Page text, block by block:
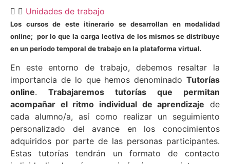
Unidades de trabajo
Los cursos de este itinerario se desarrollan en modalidad
online; por lo que la carga lectiva de los mismos se distribuye
en un periodo temporal de trabajo en la plataforma virtual.
En este entorno de trabajo, debemos resaltar la
importancia de lo que hemos denominado Tutorías
online. Trabajaremos tutorías que permitan
acompañar el ritmo individual de aprendizaje de
cada alumno/a, así como realizar un seguimiento
personalizado del avance en los conocimientos
adquiridos por parte de las personas participantes.
Estas tutorías tendrán un formato de contacto